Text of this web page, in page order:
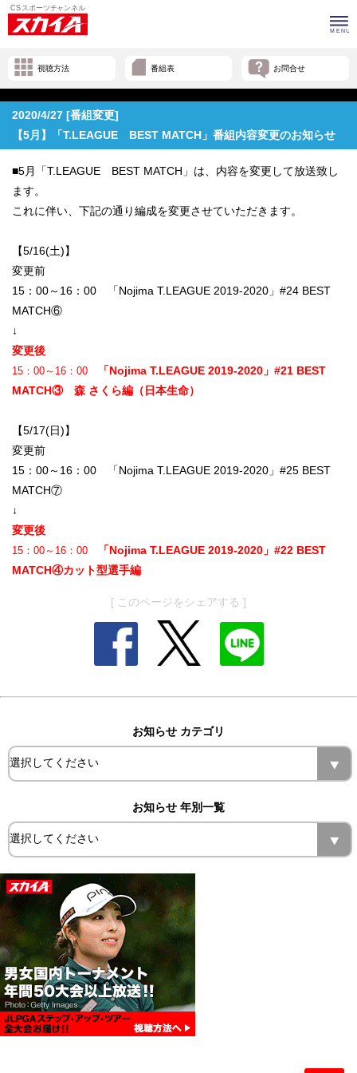
視聴方法 番組表 お問合せ
2020/4/27 [番組変更]
【5月】「T.LEAGUE BEST MATCH」番組内容変更のお知らせ
■5月「T.LEAGUE BEST MATCH」は、内容を変更して放送致し
ます。
これに伴い、下記の通り編成を変更させていただきます。
【5/16(土)】
変更前
15：00～16：00 「Nojima T.LEAGUE 2019-2020」#24 BEST
MATCH⑥
↓
変更後
15：00～16：00
「Nojima T.LEAGUE 2019-2020」#21 BEST
MATCH③ 森 さくら編（日本生命）
【5/17(日)】
変更前
15：00～16：00 「Nojima T.LEAGUE 2019-2020」#25 BEST
MATCH⑦
↓
変更後
15：00～16：00
「Nojima T.LEAGUE 2019-2020」#22 BEST
MATCH④カット型選手編
[ このページをシェアする ]
お知らせ カテゴリ
お知らせ 年別一覧